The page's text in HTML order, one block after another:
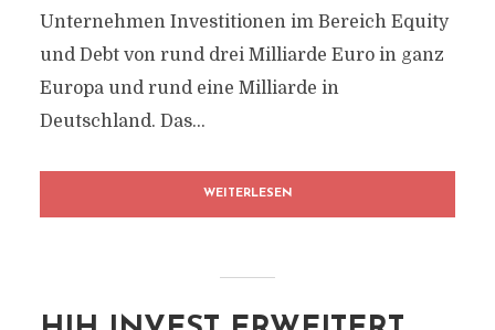
Unternehmen Investitionen im Bereich Equity
und Debt von rund drei Milliarde Euro in ganz
Europa und rund eine Milliarde in
Deutschland. Das...
WEITERLESEN